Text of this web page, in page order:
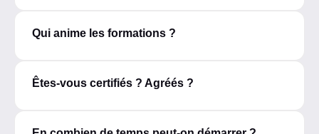
Qui anime les formations ?
Êtes-vous certifiés ? Agréés ?